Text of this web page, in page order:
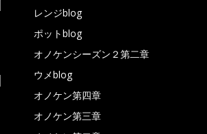
レンジblog
ポットblog
オノケンシーズン２第二章
ウメblog
オノケン第四章
オノケン第三章